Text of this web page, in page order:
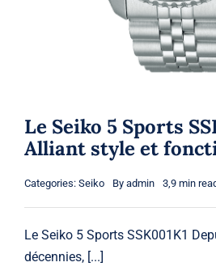
Le Seiko 5 Sports
Alliant style et
Categories: Seiko By admin 3,9 min
Le Seiko5 Sports SSK001K1
décennies, [...]